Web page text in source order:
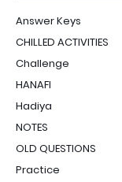
Answer Keys
CHILLED ACTIVITIES
Challenge
HANAFI
Hadiya
NOTES
OLD QUESTIONS
Practice